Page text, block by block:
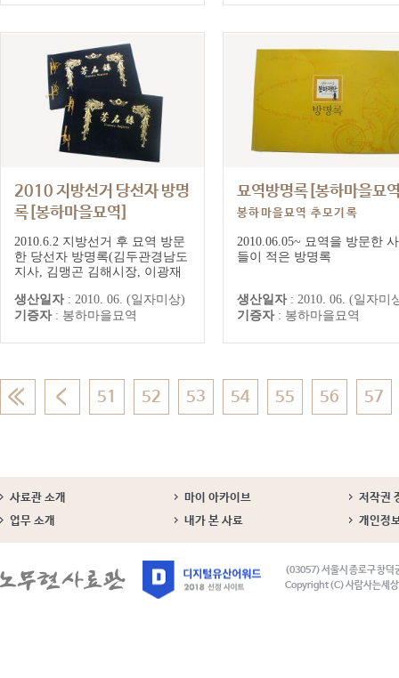
2010 지방선거 당선자 방명
록[봉하마을묘역]
봉하마을묘역 추모기록
2010.6.2 지방선거 후 묘역 방문
한 당선자 방명록(김두관경남도
지사, 김맹곤 김해시장, 이광재
준영전남도지사, 염태영수원시
장, 정현태남해군수, 김생기정읍
남도지사, 차성수금천구청장 당
생산일자 : 2010. 06. (일자미상)
기증자 : 봉하마을묘역
묘역방명록[봉하마을묘
봉하마을묘역 추모기록
2010.06.05~ 묘역을 방문한
들이 적은 방명록
생산일자 : 2010. 06. (일자미
기증자 : 봉하마을묘역
51 52 53 54 55 56 57
사료관 소개 마이 아카이브
저작권
업무 소개
내가 본 사료 개인정
(03057) 서울시 종로구 창덕
Copyright (C) 사람사는세